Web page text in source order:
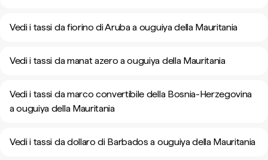
Vedi i tassi da fiorino di Aruba a ouguiya della Mauritania
Vedi i tassi da manat azero a ouguiya della Mauritania
Vedi i tassi da marco convertibile della Bosnia-Herzegovina
a ouguiya della Mauritania
Vedi i tassi da dollaro di Barbados a ouguiya della Mauritania